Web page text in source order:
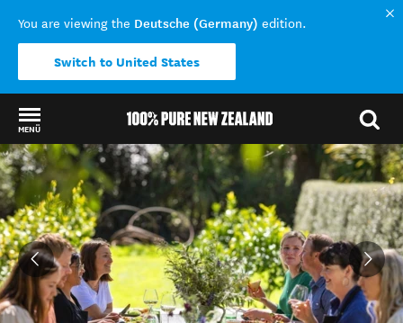
You are viewing the Deutsche (Germany) edition.
Switch to United States
MENÜ
Back to my results